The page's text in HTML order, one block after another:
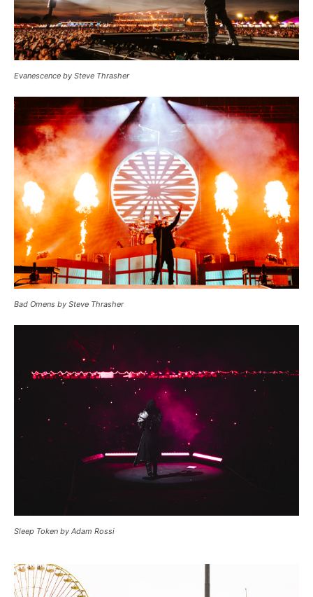
Evanescence by Steve Thrasher
Bad Omens by Steve Thrasher
Sleep Token by Adam Rossi